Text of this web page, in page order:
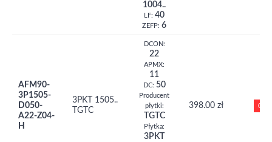
1004..
LF: 40
ZEFP: 6
AFM90-
3P1505-
D050-
A22-Z04-
H
3PKT 1505..
TGTC
DCON:
22
APMX:
11
DC: 50
Producent
płytki:
TGTC
Płytka:
3PKT
398.00 zł 0